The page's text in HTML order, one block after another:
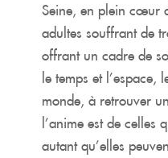
Seine, en plein cœur
adultes souffrant de
offrant un cadre de
le temps et l’espace,
monde, à retrouver
l’anime est de celles
autant qu’elles